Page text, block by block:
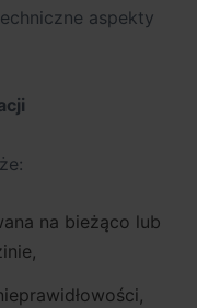
aspekty
na bieżąco lub